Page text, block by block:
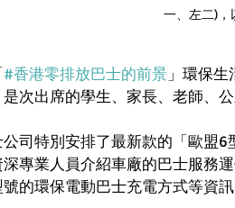
一、左二)，
#香港零排放巴士的前景 」環保生
次出席的學生、家長、老師、
司特別安排了最新款的「歐盟
專業人員介紹車廠的巴士服務
的環保電動巴士充電方式等資訊